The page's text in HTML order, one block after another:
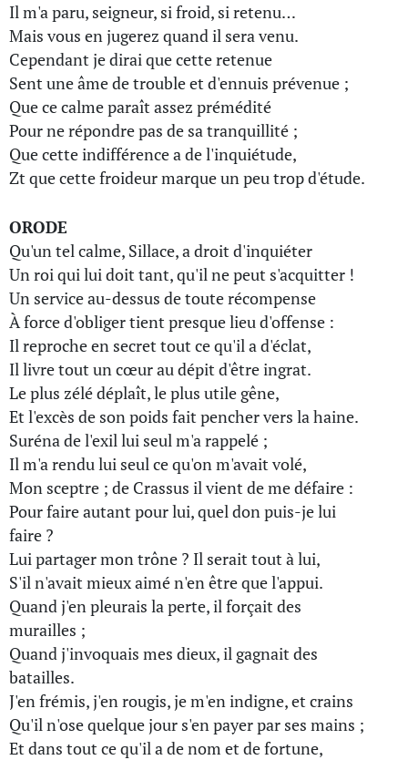
Il m'a paru, seigneur, si froid, si retenu…
Mais vous en jugerez quand il sera venu.
Cependant je dirai que cette retenue
Sent une âme de trouble et d'ennuis prévenue ;
Que ce calme paraît assez prémédité
Pour ne répondre pas de sa tranquillité ;
Que cette indifférence a de l'inquiétude,
Zt que cette froideur marque un peu trop d'étude.
ORODE
Qu'un tel calme, Sillace, a droit d'inquiéter
Un roi qui lui doit tant, qu'il ne peut s'acquitter !
Un service au-dessus de toute récompense
À force d'obliger tient presque lieu d'offense :
Il reproche en secret tout ce qu'il a d'éclat,
Il livre tout un cœur au dépit d'être ingrat.
Le plus zélé déplaît, le plus utile gêne,
Et l'excès de son poids fait pencher vers la haine.
Suréna de l'exil lui seul m'a rappelé ;
Il m'a rendu lui seul ce qu'on m'avait volé,
Mon sceptre ; de Crassus il vient de me défaire :
Pour faire autant pour lui, quel don puis-je lui
faire ?
Lui partager mon trône ? Il serait tout à lui,
S'il n'avait mieux aimé n'en être que l'appui.
Quand j'en pleurais la perte, il forçait des
murailles ;
Quand j'invoquais mes dieux, il gagnait des
batailles.
J'en frémis, j'en rougis, je m'en indigne, et crains
Qu'il n'ose quelque jour s'en payer par ses mains ;
Et dans tout ce qu'il a de nom et de fortune,